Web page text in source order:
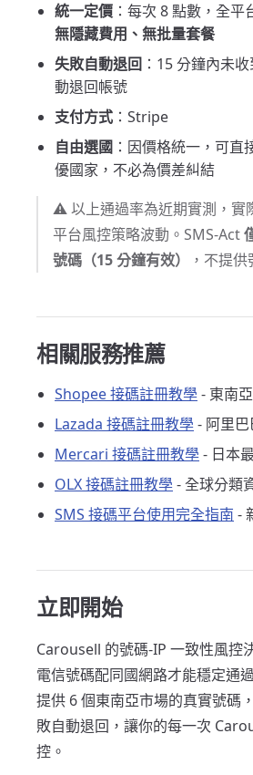
統一定價 ：每次 8 點數，全平
無隱藏費用、無批量套餐
失敗自動退回 ：15 分鐘內未
動退回帳號
支付方式 ：Stripe
自由選國 ：因價格統一，可直
優國家，不必為價差糾結
⚠️ 以上通過率為近期實測，實
平台風控策略波動。SMS-Act
號碼（15 分鐘有效）
，不提
相關服務推薦
Shopee 接碼註冊教學- 東南
Lazada 接碼註冊教學- 阿里
Mercari 接碼註冊教學- 日本
OLX 接碼註冊教學- 全球分類
SMS 接碼平台使用完全指南 -
立即開始
Carousell 的號碼-IP 一致性風控
電信號碼配同國網路才能穩定通
提供 6 個東南亞市場的真實號碼
敗自動退回，讓你的每一次
控。